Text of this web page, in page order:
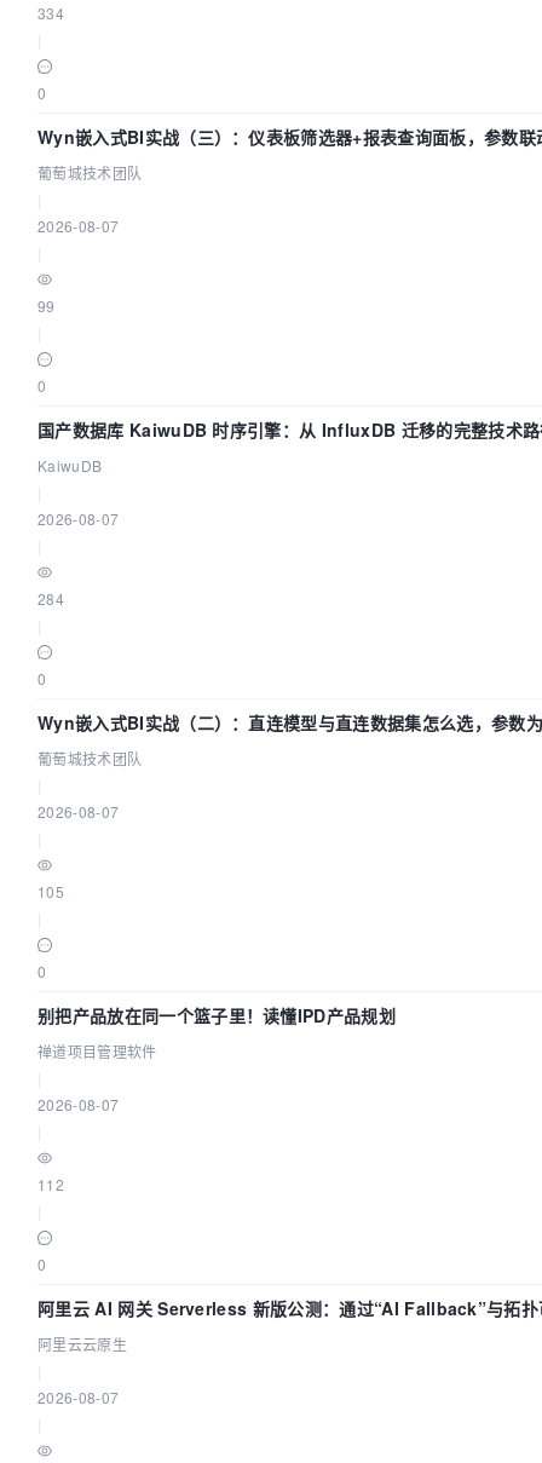
334
0
Wyn嵌入式BI实战（三）：仪表板筛选器+报表查询面板，参数联
葡萄城技术团队
2026-08-07
99
0
国产数据库 KaiwuDB 时序引擎：从 InfluxDB 迁移的完整技术
KaiwuDB
2026-08-07
284
0
Wyn嵌入式BI实战（二）：直连模型与直连数据集怎么选，参数
生效？| 葡萄城技术团队
葡萄城技术团队
2026-08-07
105
0
别把产品放在同一个篮子里！读懂IPD产品规划
禅道项目管理软件
2026-08-07
112
0
阿里云 AI 网关 Serverless 新版公测：通过“AI Fallback”与拓扑
建 AI 流量治理底座
阿里云云原生
2026-08-07